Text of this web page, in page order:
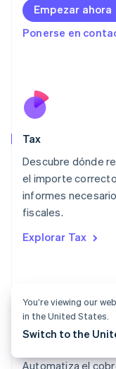
Empezar ahora
Ponerse en
Tax
Descubre dónde
el importe
informes
fiscales.
Explorar Tax
Automatiza el
日本語English
Letonia
English
English
Luxemburgo
Malta
English
México
Noruega
English
Polonia
English
Portugal
RAE de Hong
You’re viewing our
in the United States.
Switch to the